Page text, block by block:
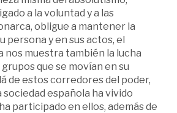
a la voluntad y a las
obligue a mantener la
persona y en sus actos, el
nos muestra también la lucha
que se movían en su
de estos corredores del poder,
sociedad española ha vivido
participado en ellos, además de